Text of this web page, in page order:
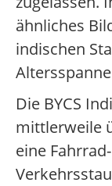
ähnliches
indischen
Die BYCS
mittlerweile
eine